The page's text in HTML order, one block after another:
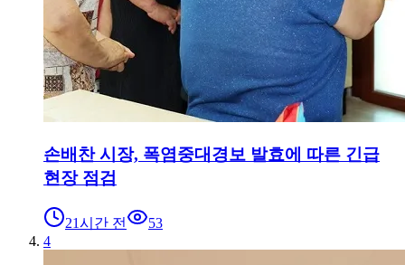
손배찬 시장, 폭염중대경보 발효에 따른 긴급
현장 점검
21시간 전
53
4